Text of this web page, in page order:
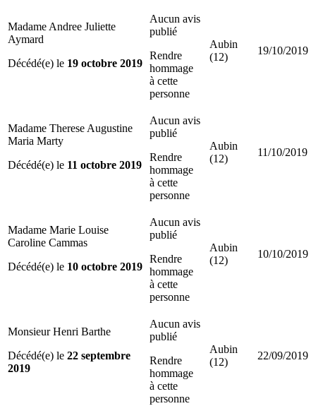
Madame Andree Juliette
Aymard
Décédé(e) le 19 octobre 2019
Aucun avis
publié
Rendre
hommage
à cette
personne
Aubin
(12)
19/10/2019
Madame Therese Augustine
Maria Marty
Décédé(e) le 11 octobre 2019
Aucun avis
publié
Rendre
hommage
à cette
personne
Aubin
(12)
11/10/2019
Madame Marie Louise
Caroline Cammas
Décédé(e) le 10 octobre 2019
Aucun avis
publié
Rendre
hommage
à cette
personne
Aubin
(12)
10/10/2019
Monsieur Henri Barthe
Décédé(e) le 22 septembre
2019
Aucun avis
publié
Rendre
hommage
à cette
personne
Aubin
(12)
22/09/2019